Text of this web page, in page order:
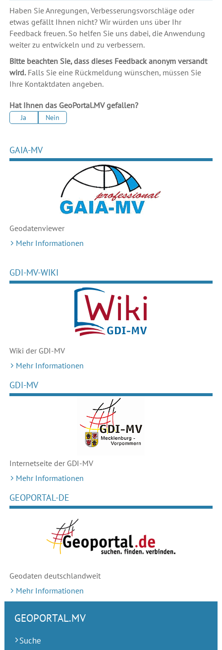
Haben Sie Anregungen, Verbesserungsvorschläge oder
etwas gefällt Ihnen nicht? Wir würden uns über Ihr
Feedback freuen. So helfen Sie uns dabei, die Anwendung
weiter zu entwickeln und zu verbessern.
Bitte beachten Sie, dass dieses Feedback anonym versandt
wird.Falls Sie eine Rückmeldung wünschen, müssen Sie
Ihre Kontaktdaten angeben.
Hat Ihnen das GeoPortal.MV gefallen?
Ja Nein
GAIA-MV
Geodatenviewer
Mehr Informationen
GDI-MV-WIKI
Wiki der GDI-MV
Mehr Informationen
GDI-MV
Internetseite der GDI-MV
Mehr Informationen
GEOPORTAL-DE
Geodaten deutschlandweit
Mehr Informationen
GEOPORTAL.MV
Suche